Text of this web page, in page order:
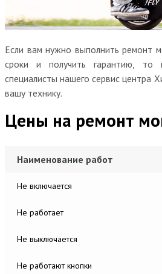
Если вам нужно выполнить ремонт
сроки и получить гарантию, то
специалисты нашего сервис центра
вашу технику.
Цены на ремонт
Наименование работ
Не включается
Не работает
Не выключается
Не работают кнопки